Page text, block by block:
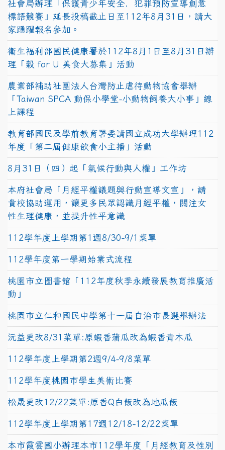
社會局辦理「保護青少年安全．犯罪預防宣導創意
標語競賽」延長投稿截止日至112年8月31日，請大
家踴躍報名參加。
衛生福利部國民健康署於112年8月1日至8月31日辦
理「穀 for U 美食大募集」活動
農業部補助社團法人台灣防止虐待動物協會舉辦
「Taiwan SPCA 動保小學堂-小動物飼養大小事」線
上課程
教育部國民及學前教育署委請國立成功大學辦理112
年度「第二屆健康飲食小主播」活動
8月31日（四）起「氣候行動與人權」工作坊
本府社會局「月經平權議題與行動宣導文宣」，請
貴校協助運用，讓更多民眾認識月經平權，關注女
性生理健康，並提升性平意識
112學年度上學期第1週8/30-9/1菜單
112學年度第一學期始業式流程
桃園市立圖書館「112年度秋季永續發展教育推廣活
動」
桃園市立仁和國民中學第十一屆自治市長選舉辦法
沅益更改8/31菜單:原蝦香蒲瓜改為蝦香青木瓜
112學年度上學期第2週9/4-9/8菜單
112學年度桃園市學生美術比賽
松晟更改12/22菜單:原香Q白飯改為地瓜飯
112學年度上學期第17週12/18-12/22菜單
本市霞雲國小辦理本市112學年度「月經教育及性別